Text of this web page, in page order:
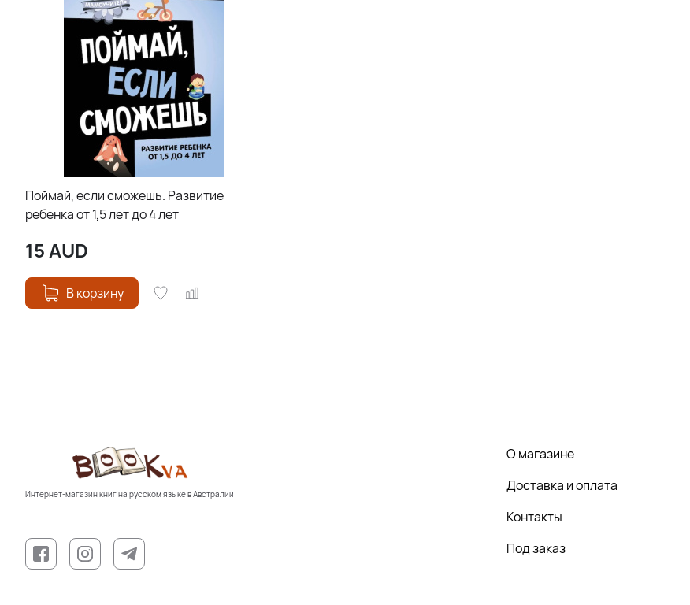
Поймай, если сможешь. Развитие
ребенка от 1,5 лет до 4 лет
15AUD
В корзину
Интернет-магазин книг на русском языке в Австралии
О магазине
Доставка и оплата
Контакты
Под заказ